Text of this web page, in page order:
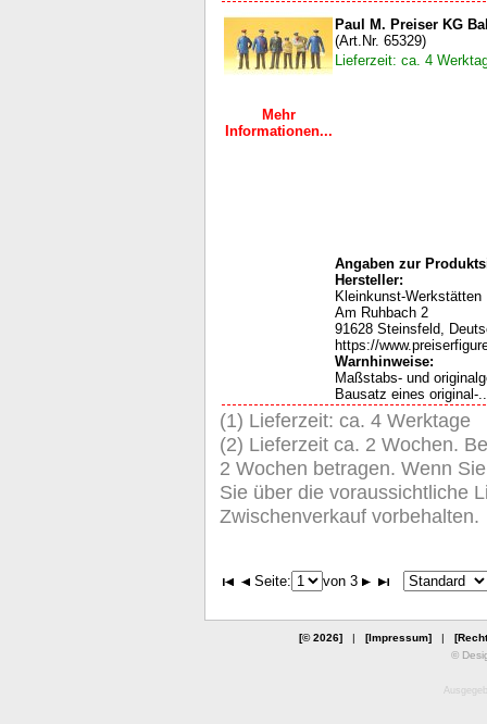
Mehr
Informationen...
Paul M. Preiser KG
(Art.Nr. 65329)
Lieferzeit: ca. 4
Angaben zur
Hersteller:
Kleinkunst-
Am Ruhbach 2
91628 Steinsfeld,
https://
Warnhinweise:
Maßstabs- und
Bausatz eines original-
(1) Lieferzeit: ca. 4 Werktage
(2) Lieferzeit ca. 2 Wochen.
2 Wochen betragen. Wenn
Sie über die voraussichtliche
Zwischenverkauf vorbehalten.
Seite: von 3
[© 2026]| [Impressum]|
©